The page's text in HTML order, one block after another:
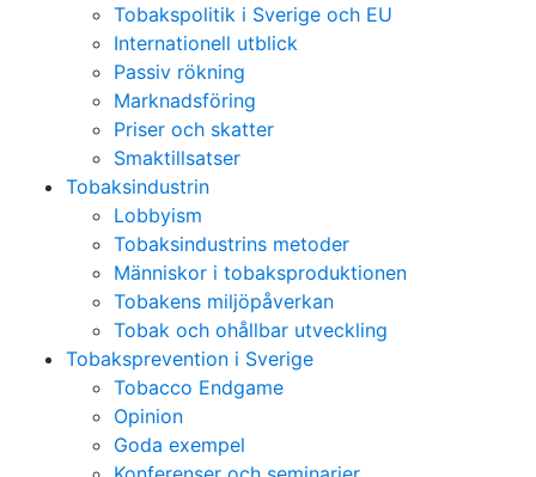
Tobakspolitik i Sverige och EU
Internationell utblick
Passiv rökning
Marknadsföring
Priser och skatter
Smaktillsatser
Tobaksindustrin
Lobbyism
Tobaksindustrins metoder
Människor i tobaksproduktionen
Tobakens miljöpåverkan
Tobak och ohållbar utveckling
Tobaksprevention i Sverige
Tobacco Endgame
Opinion
Goda exempel